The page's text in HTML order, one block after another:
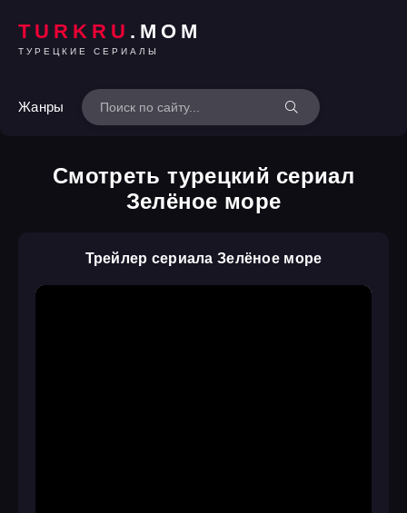
TURKRU .MOM
ТУРЕЦКИЕ СЕРИАЛЫ
Жанры
Смотреть турецкий сериал
Зелёное море
Трейлер сериала Зелёное море